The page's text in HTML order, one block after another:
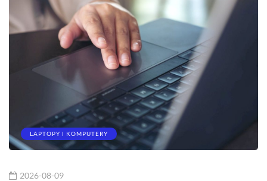
LAPTOPY I KOMPUTERY
2026-08-09